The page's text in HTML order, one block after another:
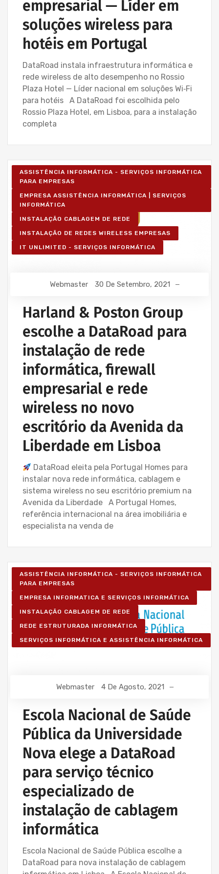
empresarial — Líder em
soluções wireless para
hotéis em Portugal
DataRoad instala infraestrutura informática e
rede wireless de alto desempenho no Rossio
Plaza Hotel — Líder nacional em soluções Wi‑Fi
para hotéis A DataRoad foi escolhida pelo
Rossio Plaza Hotel, em Lisboa, para a instalação
completa
ASSISTÊNCIA INFORMÁTICA - SERVIÇOS INFORMÁTICA
PARA EMPRESAS
EMPRESA ASSISTÊNCIA INFORMÁTICA | SERVIÇOS
INFORMÁTICA
INSTALAÇÃO CABLAGEM DE REDE
INSTALAÇÃO DE REDES WIRELESS EMPRESAS
IT UNLIMITED - SERVIÇOS INFORMÁTICA
Webmaster 30 De Setembro, 2021
Harland & Poston Group
escolhe a DataRoad para
instalação de rede
informática, firewall
empresarial e rede
wireless no novo
escritório da Avenida da
Liberdade em Lisboa
DataRoad eleita pela Portugal Homes para
instalar nova rede informática, cablagem e
sistema wireless no seu escritório premium na
Avenida da Liberdade A Portugal Homes,
referência internacional na área imobiliária e
especialista na venda de
ASSISTÊNCIA INFORMÁTICA - SERVIÇOS INFORMÁTICA
PARA EMPRESAS
EMPRESA INFORMATICA E SERVIÇOS INFORMÁTICA
INSTALAÇÃO CABLAGEM DE REDE
REDE ESTRUTURADA INFORMÁTICA
SERVIÇOS INFORMÁTICA E ASSISTÊNCIA INFORMÁTICA
Webmaster 4 De Agosto, 2021
Escola Nacional de Saúde
Pública da Universidade
Nova elege a DataRoad
para serviço técnico
especializado de
instalação de cablagem
informática
Escola Nacional de Saúde Pública escolhe a
DataRoad para nova instalação de cablagem